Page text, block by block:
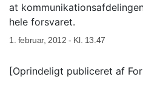
at
hele forsvaret.
1. februar, 2012 - Kl. 13.47
[Oprindeligt publiceret af